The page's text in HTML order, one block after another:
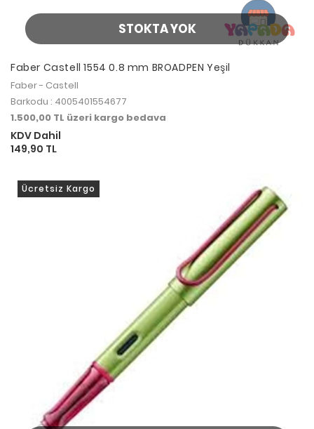
STOKTA YOK
Faber Castell 1554 0.8 mm BROADPEN Yeşil
Faber - Castell
Barkodu : 4005401554677
1.500,00 TL üzeri kargo bedava
KDV Dahil
149,90 TL
Ücretsiz Kargo